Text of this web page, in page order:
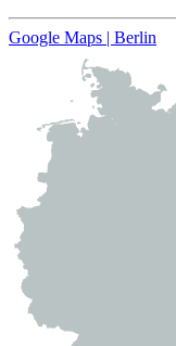
Google Maps | Berlin